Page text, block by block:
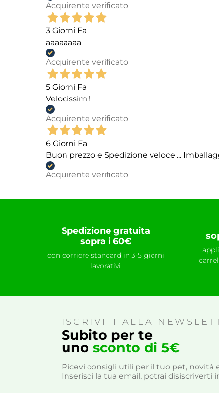
Acquirente verificato
3 Giorni Fa
aaaaaaaa
Acquirente verificato
5 Giorni Fa
Velocissimi!
Acquirente verificato
6 Giorni Fa
Buon prezzo e Spedizione veloce ...
Acquirente verificato
Spedizione gratuita
sopra i 60€
con corriere standard in 3-5 giorni
lavorativi
ISCRIVITI ALLA
Subito per te
unosconto di 5€
Ricevi consigli utili per il tuo pet, novità
Inserisci la tua email, potrai disiscriverti